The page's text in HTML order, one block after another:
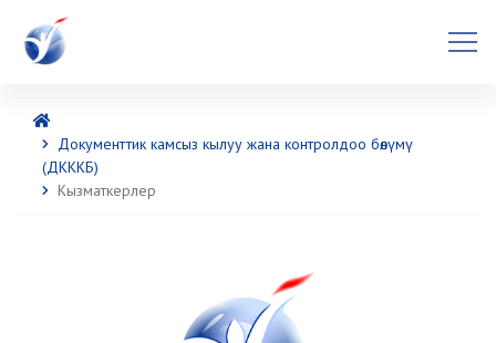
Документтик камсыз кылуу жана контролдоо бөлүмү
(ДКККБ)
Кызматкерлер